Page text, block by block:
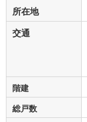
所在地
交通
階建
総戸数